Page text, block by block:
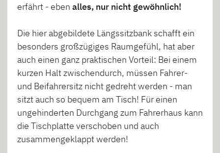
erfährt - eben alles, nur nicht gewöhnlich!
Die hier abgebildete Längssitzbank schafft ein
besonders großzügiges Raumgefühl, hat aber
auch einen ganz praktischen Vorteil: Bei einem
kurzen Halt zwischendurch, müssen Fahrer-
und Beifahrersitz nicht gedreht werden - man
sitzt auch so bequem am Tisch! Für einen
ungehinderten Durchgang zum Fahrerhaus kann
die Tischplatte verschoben und auch
zusammengeklappt werden!